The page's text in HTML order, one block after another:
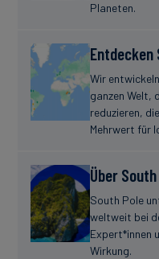
Planeten.
Wir
ganzen Welt,
reduzieren,
Mehrwert für
Über
South Pole
weltweit bei
Expert*innen
Wirkung.